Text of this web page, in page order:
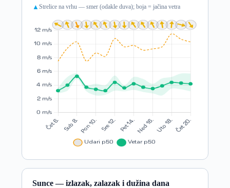
▲ Strelice na vrhu — smer (odakle duva); boja = jačina vetra
Sunce — izlazak, zalazak i dužina dana